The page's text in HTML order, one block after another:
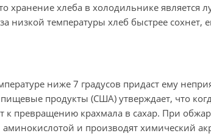
хранение хлеба в холодильнике является
низкой температуры хлеб быстрее сохнет,
ниже 7 градусов придаст ему
пищевые продукты (США) утверждает, что
к превращению крахмала в сахар. При
аминокислотой и производят химический